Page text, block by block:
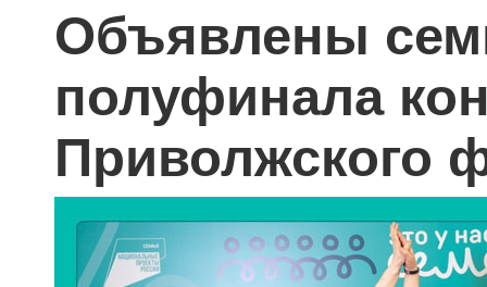
Объявлены
полуфинала
Приволжского